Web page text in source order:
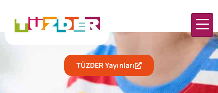
TÜZDER Yayınları